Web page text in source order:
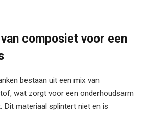
composiet voor een
bestaan uit een mix van
wat zorgt voor een onderhoudsarm
Dit materiaal splintert niet en is